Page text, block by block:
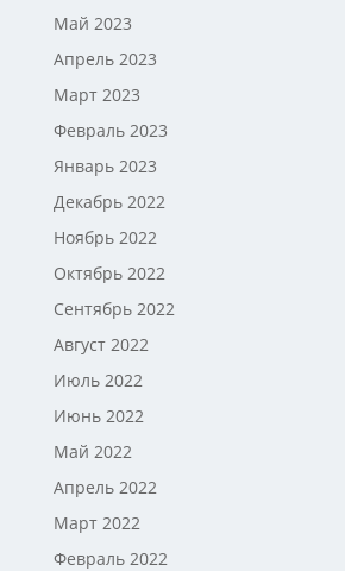
Май 2023
Апрель 2023
Март 2023
Февраль 2023
Январь 2023
Декабрь 2022
Ноябрь 2022
Октябрь 2022
Сентябрь 2022
Август 2022
Июль 2022
Июнь 2022
Май 2022
Апрель 2022
Март 2022
Февраль 2022